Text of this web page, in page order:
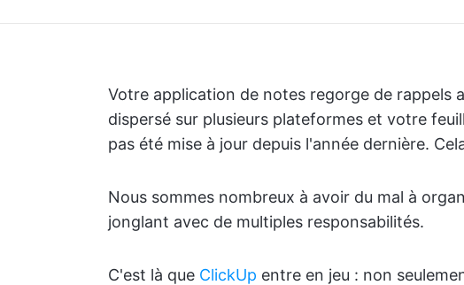
Votre application de notes regorge de rappels
dispersé sur plusieurs plateformes et votre
pas été mise à jour depuis l'année dernière.
Nous sommes nombreux à avoir du mal à
jonglant avec de multiples responsabilités.
C'est là que ClickUp entre en jeu : non